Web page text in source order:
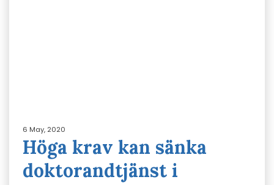
6 May, 2020
Höga krav kan sänka
doktorandtjänst i